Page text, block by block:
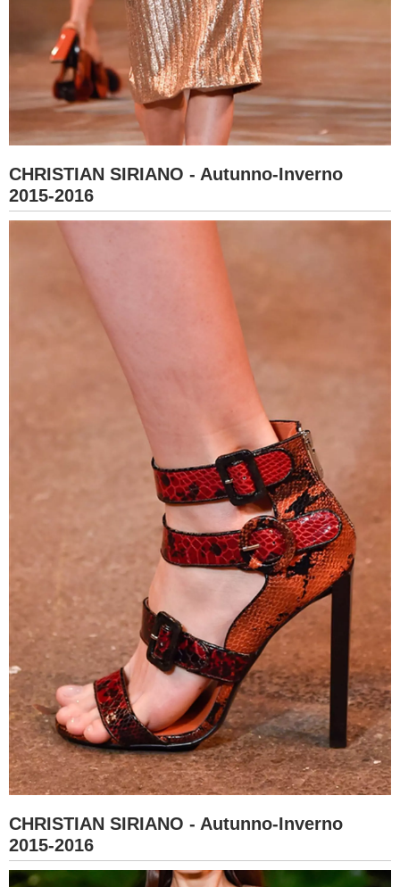
CHRISTIAN SIRIANO - Autunno-Inverno
2015-2016
CHRISTIAN SIRIANO - Autunno-Inverno
2015-2016